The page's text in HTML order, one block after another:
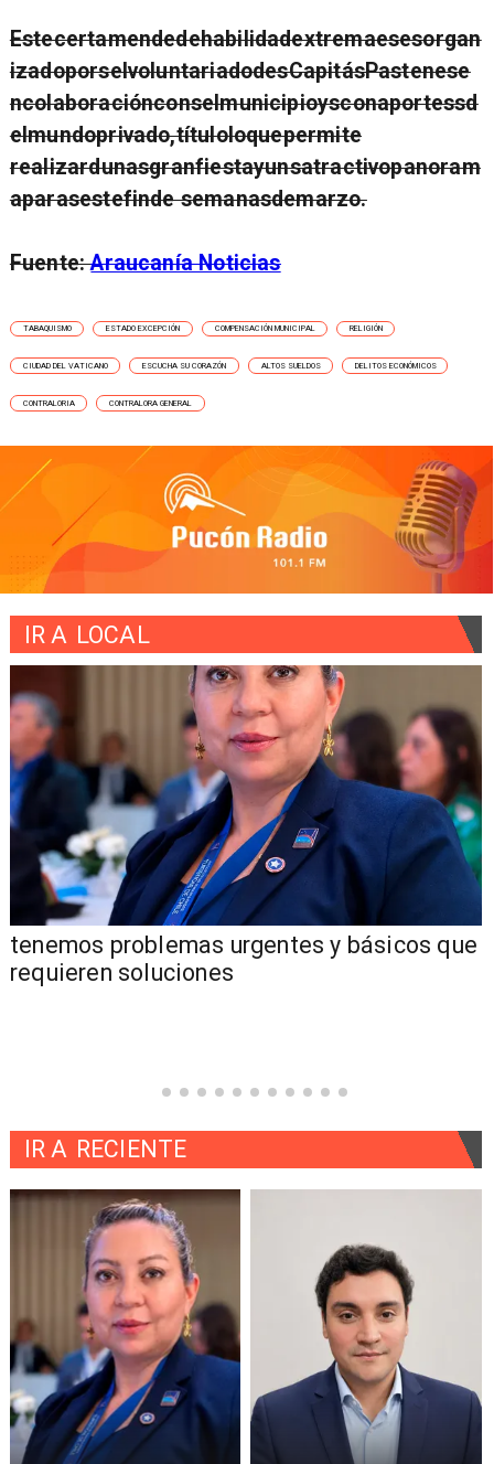
Estecertamendedehabilidadextremaesesorgan
izadoporselvoluntariadodesCapitásPastenese
ncolaboraciónconselmunicipioysconaportessd
elmundoprivado,títuloloquepermite
realizardunasgranfiestayunsatractivopanoram
aparasestefinde semanasdemarzo.
Fuente:Araucanía Noticias
TABAQUISMO ESTADO EXCEPCIÓN COMPENSACIÓN MUNICIPAL RELIGIÓN
CIUDAD DEL VATICANO ESCUCHA SU CORAZÓN ALTOS SUELDOS DELITOS ECONÓMICOS
CONTRALORIA CONTRALORA GENERAL
IR A LOCAL
tenemos problemas urgentes y básicos que
requieren soluciones
IR A RECIENTE